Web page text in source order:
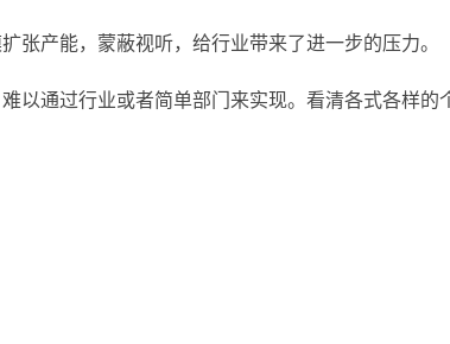
张产能，蒙蔽视听，给行业带来了进一步的压力。
以通过行业或者简单部门来实现。看清各式各样的